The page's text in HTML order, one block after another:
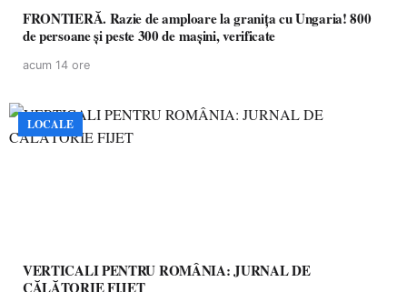
FRONTIERĂ. Razie de amploare la granița cu Ungaria! 800
de persoane și peste 300 de mașini, verificate
acum 14 ore
LOCALE
VERTICALI PENTRU ROMÂNIA: JURNAL DE
CĂLĂTORIE FIJET